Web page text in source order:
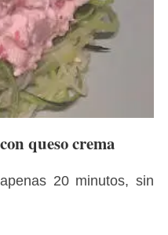
queso crema
20 minutos, sin